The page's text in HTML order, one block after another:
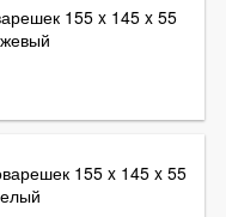
155 x 145 x 55